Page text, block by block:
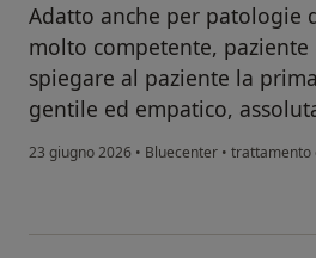
Adatto anche per patologie
molto competente,
spiegare al paziente la
gentile ed empatico,
23 giugno 2026 • Bluecenter • trattamento